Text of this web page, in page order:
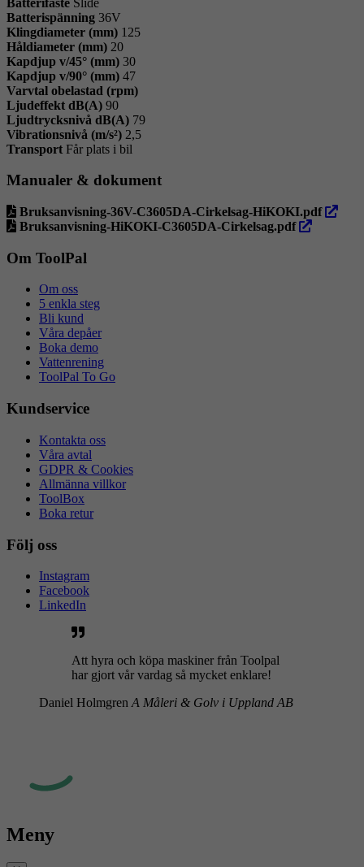
Batterispänning 36V
Klingdiameter (mm) 125
Håldiameter (mm) 20
Kapdjup v/45° (mm) 30
Kapdjup v/90° (mm) 47
Varvtal obelastad (rpm)
Ljudeffekt dB(A) 90
Ljudtrycksnivå dB(A) 79
Vibrationsnivå (m/s²) 2,5
Transport Får plats i bil
Manualer & dokument
Bruksanvisning-36V-C3605DA-Cirkelsag-HiKOKI.pdf öppna
Bruksanvisning-HiKOKI-C3605DA-Cirkelsag.pdf öppna
Om ToolPal
Om oss
5 enkla steg
Bli kund
Våra depåer
Boka demo
Vattenrening
ToolPal To Go
Kundservice
Kontakta oss
Våra avtal
GDPR & Cookies
Allmänna villkor
ToolBox
Boka retur
Följ oss
Instagram
Facebook
LinkedIn
Att hyra och köpa maskiner från Toolpal
har gjort vår vardag så mycket enklare!
Daniel Holmgren A Måleri & Golv i Uppland AB
Meny